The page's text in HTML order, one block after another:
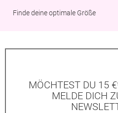
Finde deine optimale Größe
MÖCHTEST DU 15
MELDE DICH